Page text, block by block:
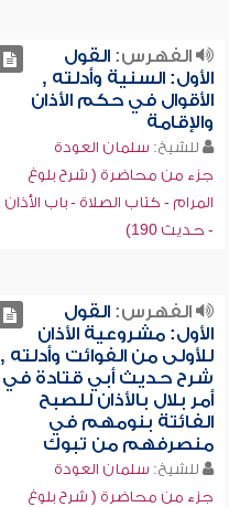
الفهرس:القول
الأول: السنية وأدلته ,
الأقوال في حكم الأذان
والإقامة
للشيخ: سلمان العودة
جزء من محاضرة ( شرح بلوغ
المرام - كتاب الصلاة - باب الأذان
- حديث 190)
الفهرس:القول
الأول: مشروعية الأذان
للأولى من الفوائت وأدلته ,
شرح حديث أبي قتادة في
أمر بلال بالأذان للصبح
الفائتة بنومهم في
منصرفهم من تبوك
للشيخ: سلمان العودة
جزء من محاضرة ( شرح بلوغ